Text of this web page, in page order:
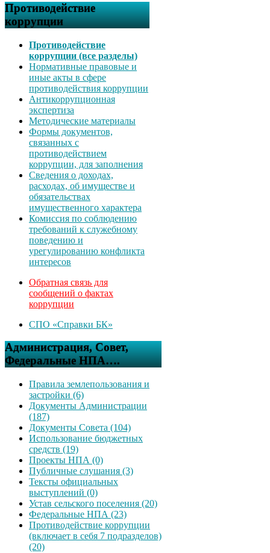
Противодействие
коррупции
Противодействие
коррупции (все разделы)
Нормативные правовые и
иные акты в сфере
противодействия коррупции
Антикоррупционная
экспертиза
Методические материалы
Формы документов,
связанных с
противодействием
коррупции, для заполнения
Сведения о доходах,
расходах, об имуществе и
обязательствах
имущественного характера
Комиссия по соблюдению
требований к служебному
поведению и
урегулированию конфликта
интересов
Обратная связь для
сообщений о фактах
коррупции
СПО «Справки БК»
Администрация, Совет,
Федеральные НПА….
Правила землепользования и
застройки (6)
Документы Администрации
(187)
Документы Совета (104)
Использование бюджетных
средств (19)
Проекты НПА (0)
Публичные слушания (3)
Тексты официальных
выступлений (0)
Устав сельского поселения (20)
Федеральные НПА (23)
Противодействие коррупции
(включает в себя 7 подразделов)
(20)